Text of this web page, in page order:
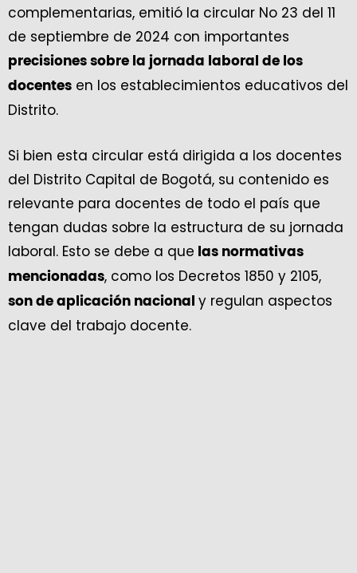
complementarias, emitió la circular No 23 del 11
de septiembre de 2024 con importantes
precisiones sobre la jornada laboral de los
docentes en los establecimientos educativos del
Distrito.
Si bien esta circular está dirigida a los docentes
del Distrito Capital de Bogotá, su contenido es
relevante para docentes de todo el país que
tengan dudas sobre la estructura de su jornada
laboral. Esto se debe a que las normativas
mencionadas, como los Decretos 1850 y 2105,
son de aplicación nacional y regulan aspectos
clave del trabajo docente.